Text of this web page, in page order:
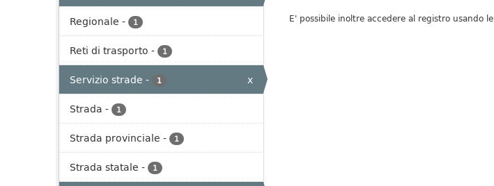
Regionale - 1
Reti di trasporto - 1
Servizio strade - 1
x
Strada - 1
Strada provinciale - 1
Strada statale - 1
E' possibile inoltre accedere al registro usando le